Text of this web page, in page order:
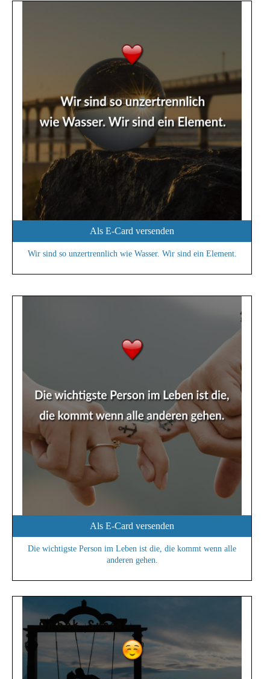
Als E-Card versenden
Wir sind so unzertrennlich wie Wasser. Wir sind ein Element.
Als E-Card versenden
Die wichtigste Person im Leben ist die, die kommt wenn alle
anderen gehen.